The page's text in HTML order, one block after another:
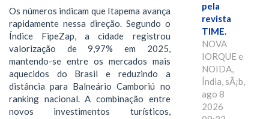
Os números indicam que Itapema avança
rapidamente nessa direção. Segundo o
Índice FipeZap, a cidade registrou
valorização de 9,97% em 2025,
mantendo-se entre os mercados mais
aquecidos do Brasil e reduzindo a
distância para Balneário Camboriú no
ranking nacional. A combinação entre
novos investimentos turísticos,
pela
revista
TIME.
NOVA
IORQUE e
NOIDA,
Índia, sÃ¡b,
ago 8
2026